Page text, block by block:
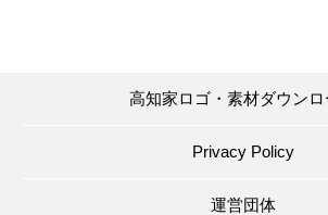
高知家ロゴ・素材ダウンロ
Privacy Policy
運営団体